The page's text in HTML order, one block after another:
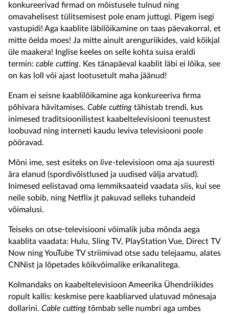
konkureerivad firmad on mõistusele tulnud ning
omavahelisest tülitsemisest pole enam juttugi. Pigem isegi
vastupidi! Aga kaablite läbilõikamine on taas päevakorral, et
mitte öelda moes! Ja mitte ainult arenguriikides, vaid kõikjal
üle maakera! Inglise keeles on selle kohta suisa eraldi
termin: cable cutting. Kes tänapäeval kaablit läbi ei lõika, see
on kas loll või ajast lootusetult maha jäänud!
Enam ei seisne kaablilõikamine aga konkureeriva firma
põhivara hävitamises. Cable cutting tähistab trendi, kus
inimesed traditsioonilistest kaabeltelevisiooni teenustest
loobuvad ning interneti kaudu leviva televisiooni poole
pööravad.
Mõni ime, sest esiteks on live-televisioon oma aja suuresti
ära elanud (spordivõistlused ja uudised välja arvatud).
Inimesed eelistavad oma lemmiksaateid vaadata siis, kui see
neile sobib, ning Netflix jt pakuvad selleks tuhandeid
võimalusi.
Teiseks on otse-televisiooni võimalik juba mõnda aega
kaablita vaadata: Hulu, Sling TV, PlayStation Vue, Direct TV
Now ning YouTube TV striimivad otse sadu telejaamu, alates
CNNist ja lõpetades kõikvõimalike erikanalitega.
Kolmandaks on kaabeltelevisioon Ameerika Ühendriikides
ropult kallis: keskmise pere kaabliarved ulatuvad mõnesaja
dollarini. Cable cutting tõmbab selle numbri aga umbes